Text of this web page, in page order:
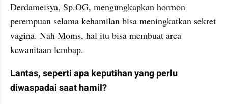
Derdameisya, Sp.OG, mengungkapkan hormon
perempuan selama kehamilan bisa meningkatkan sekret
vagina. Nah Moms, hal itu bisa membuat area
kewanitaan lembap.
Lantas, seperti apa keputihan yang perlu
diwaspadai saat hamil?